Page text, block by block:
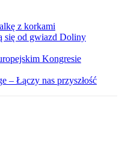
z korkami
się od gwiazd Doliny
Kongresie
– Łączy nas przyszłość